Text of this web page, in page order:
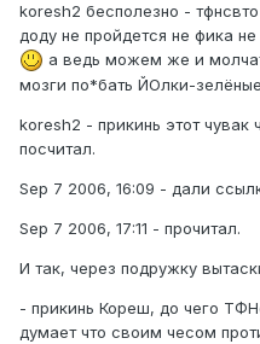
koresh2 бесполезно -
доду не пройдется не фика
а ведь можем же и
мозги по*бать ЙОлки-
koresh2 - прикинь этот чувак
посчитал.
Sep 7 2006, 16:09 - дали
Sep 7 2006, 17:11 - прочитал.
И так, через подружку
- прикинь Кореш, до чего
думает что своим чесом